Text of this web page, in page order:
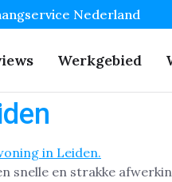
Nederland
Werkgebied
snelle en strakke